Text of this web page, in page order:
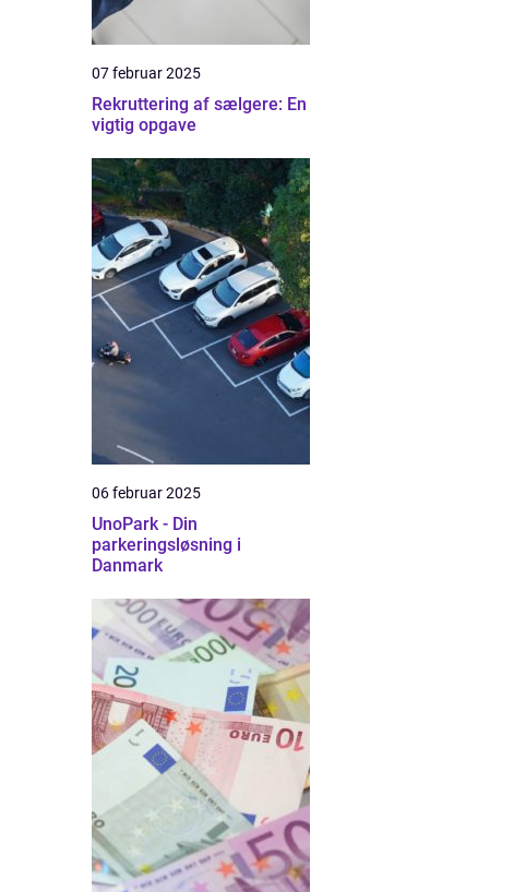
07 februar 2025
Rekruttering af sælgere: En
vigtig opgave
06 februar 2025
UnoPark - Din
parkeringsløsning i
Danmark